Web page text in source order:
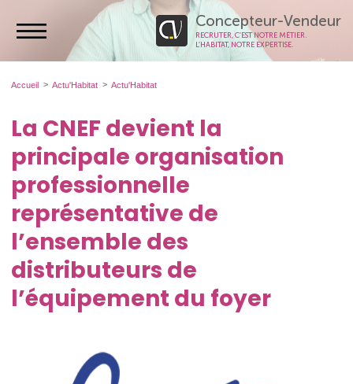
Concepteur-Vendeur
RECRUTER, C’EST NOTRE MÉTIER.
L’HABITAT, NOTRE EXPERTISE.
Accueil Actu'Habitat Actu'Habitat
La CNEF devient la
principale organisation
professionnelle
représentative de
l’ensemble des
distributeurs de
l’équipement du foyer